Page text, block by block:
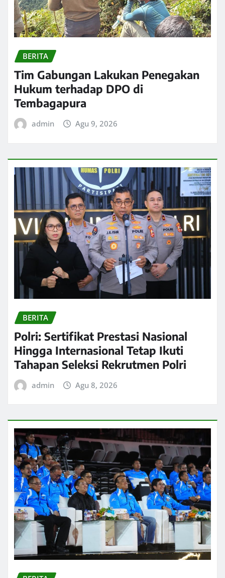
BERITA
Tim Gabungan Lakukan Penegakan
Hukum terhadap DPO di
Tembagapura
admin Agu 9, 2026
BERITA
Polri: Sertifikat Prestasi Nasional
Hingga Internasional Tetap Ikuti
Tahapan Seleksi Rekrutmen Polri
admin Agu 8, 2026